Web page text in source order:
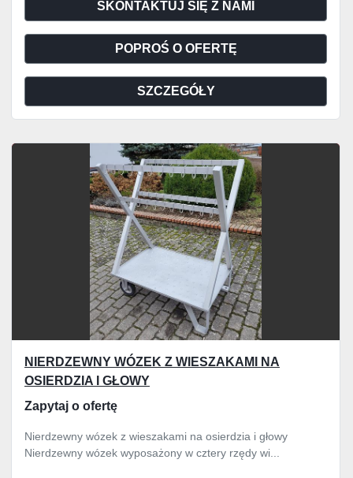
SKONTAKTUJ SIĘ Z NAMI
POPROŚ O OFERTĘ
SZCZEGÓŁY
NIERDZEWNY WÓZEK Z WIESZAKAMI NA
OSIERDZIA I GŁOWY
Zapytaj o ofertę
Nierdzewny wózek z wieszakami na osierdzia i głowy
Nierdzewny wózek wyposażony w cztery rzędy wi...